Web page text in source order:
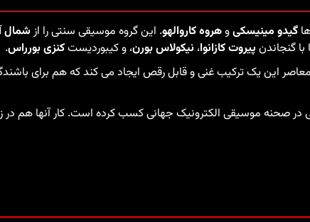
گیدو مینیسکیوهروه کاروالهو. این گروه موسیقی سنتی را ازشمال
گنجاندن پیروت کازانوا، نیکولاس بورن، و کیبوردیستکنزی بورراس.
معاصر این یک ترکیب غنی و قابل رقص ایجاد می کند که هم برای
صحنه موسیقی الکترونیک جهانی کسب کرده است. کار آنها هم